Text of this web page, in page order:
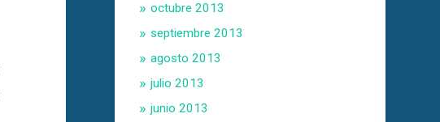
octubre 2013
septiembre 2013
agosto 2013
julio 2013
junio 2013